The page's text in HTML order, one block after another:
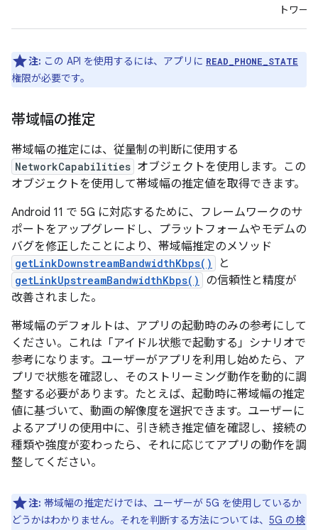
トワーク
注: この API を使用するには、アプリに READ_PHONE_STATE
権限が必要です。
帯域幅の推定
帯域幅の推定には、従量制の判断に使用する
NetworkCapabilities オブジェクトを使用します。この
オブジェクトを使用して帯域幅の推定値を取得できます。
Android 11 で 5G に対応するために、フレームワークのサ
ポートをアップグレードし、プラットフォームやモデムの
バグを修正したことにより、帯域幅推定のメソッド
getLinkDownstreamBandwidthKbps() と
getLinkUpstreamBandwidthKbps()
の信頼性と精度が
改善されました。
帯域幅のデフォルトは、アプリの起動時のみの参考にして
ください。これは「アイドル状態で起動する」シナリオで
参考になります。ユーザーがアプリを利用し始めたら、ア
プリで状態を確認し、そのストリーミング動作を動的に調
整する必要があります。たとえば、起動時に帯域幅の推定
値に基づいて、動画の解像度を選択できます。ユーザーに
よるアプリの使用中に、引き続き推定値を確認し、接続の
種類や強度が変わったら、それに応じてアプリの動作を調
整してください。
注: 帯域幅の推定だけでは、ユーザーが 5G を使用しているか
どうかはわかりません。それを判断する方法については、 5G の検